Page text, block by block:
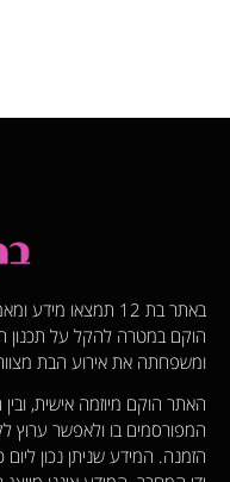
באתר בת 12 תמצאו
הוקם במטרה להקל על תכנון
ומשפחתה את אירוע הבת
האתר הוקם מיוזמה אישית,
המפורסמים בו ולאפשר ערוץ
הזמנה. המידע שניתן נכון